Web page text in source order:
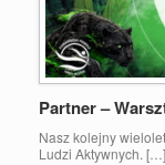
Partner –
Nasz kolejny
Ludzi Aktywnych. […]